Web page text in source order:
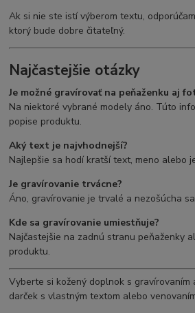
Ak si nie ste istí výberom textu,
ktorý bude dobre čitateľný.
Najčastejšie otázky
Je možné gravírovať na peňaženku aj
Na niektoré vybrané modely áno. Túto
popise produktu.
Aký text je najvhodnejší?
Najlepšie sa hodí kratší text, meno alebo
Je gravírovanie trvácne?
Áno, gravírovanie je trvalé a nezošúcha
Kde sa gravírovanie umiestňuje?
Najčastejšie na zadnú stranu peňaženky
produktu.
Vyberte si kožený doplnok s
darček s vlastným textom alebo